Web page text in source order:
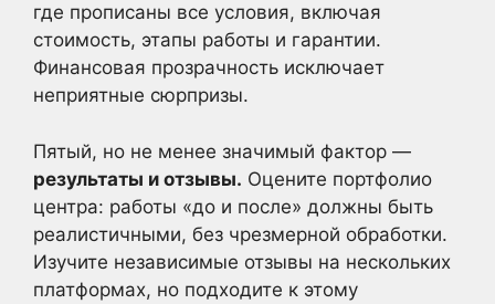
где прописаны все условия, включая
стоимость, этапы работы и гарантии.
Финансовая прозрачность исключает
неприятные сюрпризы.
Пятый, но не менее значимый фактор —
результаты и отзывы. Оцените портфолио
центра: работы «до и после» должны быть
реалистичными, без чрезмерной обработки.
Изучите независимые отзывы на нескольких
платформах, но подходите к этому